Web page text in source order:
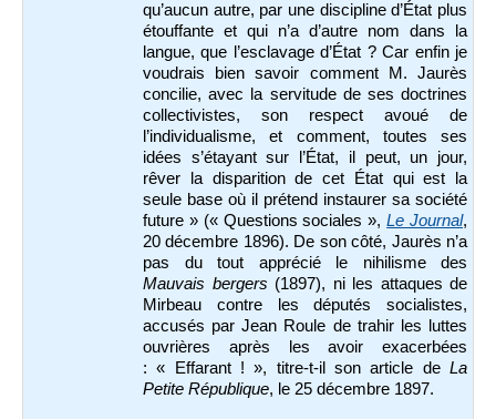
qu’aucun autre, par une discipline d’État plus
étouffante et qui n’a d’autre nom dans la
langue, que l’esclavage d’État ? Car enfin je
voudrais bien savoir comment M. Jaurès
concilie, avec la servitude de ses doctrines
collectivistes, son respect avoué de
l’individualisme, et comment, toutes ses
idées s’étayant sur l’État, il peut, un jour,
rêver la disparition de cet État qui est la
seule base où il prétend instaurer sa société
future » (« Questions sociales »,Le Journal,
20 décembre 1896). De son côté, Jaurès n’a
pas du tout apprécié le nihilisme des
Mauvais bergers (1897), ni les attaques de
Mirbeau contre les députés socialistes,
accusés par Jean Roule de trahir les luttes
ouvrières après les avoir exacerbées
: « Effarant ! », titre-t-il son article de La
Petite République, le 25 décembre 1897.